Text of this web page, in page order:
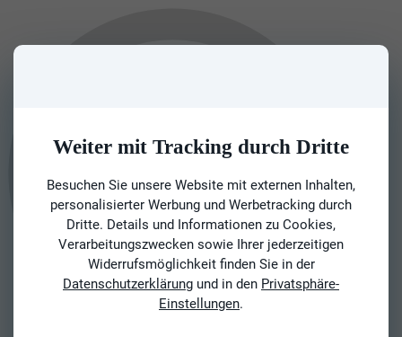
Weiter mit Tracking durch Dritte
Besuchen Sie unsere Website mit externen Inhalten,
personalisierter Werbung und Werbetracking durch
Dritte. Details und Informationen zu Cookies,
Verarbeitungszwecken sowie Ihrer jederzeitigen
Widerrufsmöglichkeit finden Sie in der
Datenschutzerklärung und in den Privatsphäre-
Einstellungen.